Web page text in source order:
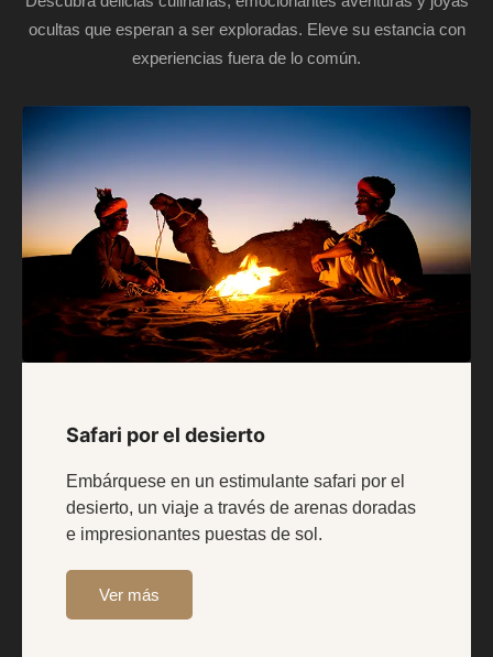
ocultas que esperan a ser exploradas. Eleve su estancia con
experiencias fuera de lo común.
Safari por el desierto
Embárquese en un estimulante safari por el
desierto, un viaje a través de arenas doradas
e impresionantes puestas de sol.
Ver más